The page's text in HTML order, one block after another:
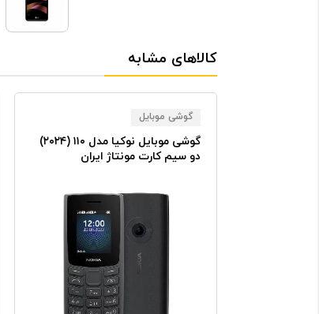
کالاهای مشابه
گوشی موبایل
گوشی موبایل نوکیا مدل ۱۱۰ (۲۰۲۴)
دو سیم کارت مونتاژ ایران